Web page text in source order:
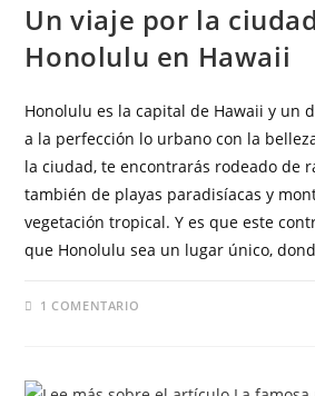
Un viaje por la
Honolulu en Hawaii
Honolulu es la capital de Hawaii y un
a la perfección lo urbano con la
la ciudad, te encontrarás rodeado de
también de playas paradisíacas y
vegetación tropical. Y es que este
que Honolulu sea un lugar único,
1 COMENTARIO